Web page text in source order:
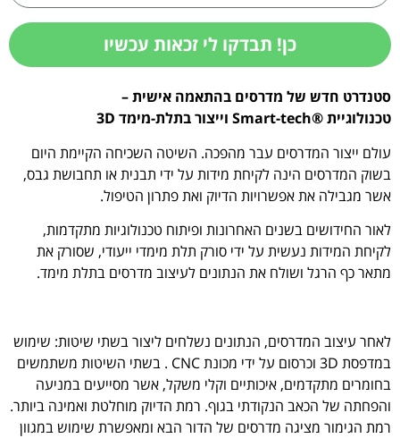
כן! תבדקו לי זכאות עכשיו
סטנדרט חדש של מדרסים בהתאמה אישית –
טכנולוגיית®Smart-tech וייצור בתלת-מימד 3D
עולם ייצור המדרסים עבר מהפכה. השיטה השכיחה הקיימת היום
בשוק המדרסים הינה לקיחת מידות על ידי תבנית או תחבושת גבס,
אשר מגבילה את אפשרויות הדיוק ואת פתרון הטיפול.
לאור החידושים בשנים האחרונות ופיתוח טכנולוגיות מתקדמות,
לקיחת המידות נעשית על ידי סורק תלת מימדי ייעודי, שסורק את
מתאר כף הרגל ושולח את הנתונים לעיצוב מדרסים בתלת מימד.
לאחר עיצוב המדרסים, הנתונים נשלחים ליצור בשתי שיטות: שימוש
במדפסת 3D וכרסום על ידי מכונת CNC . בשתי השיטות משתמשים
בחומרים מתקדמים, איכותיים וקלי משקל, אשר מסייעים במניעה
והפחתה של הכאב הנקודתי בגוף. רמת הדיוק מוחלטת ואמינה ביותר.
רמת הגימור מציגה מדרסים של הדור הבא ומאפשרת שימוש במגוון